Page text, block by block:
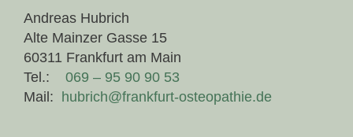
Andreas Hubrich
Alte Mainzer Gasse 15
60311 Frankfurt am Main
Tel.: 069 – 95 90 90 53
Mail:
hubrich@frankfurt-osteopathie.de